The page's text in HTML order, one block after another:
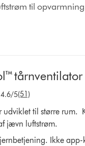
til
51 Ratings
4.6/5(51)
udviklet til større
jævn luftstrøm.
Ikke